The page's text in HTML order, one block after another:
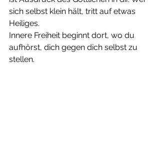
sich selbst klein hält, tritt auf etwas
Heiliges.
Innere Freiheit beginnt dort, wo du
aufhörst, dich gegen dich selbst zu
stellen.